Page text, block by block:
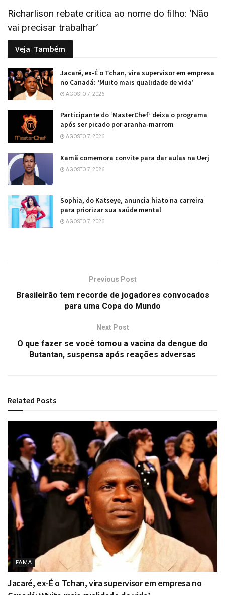
Richarlison rebate critica ao nome do filho: ‘Não
vai precisar trabalhar’
Veja Também
Jacaré, ex-É o Tchan, vira supervisor em empresa
no Canadá: ‘Muito mais qualidade de vida’
AGOSTO 7, 2026
Participante do ‘MasterChef’ deixa o programa
após ser picado por aranha-marrom
AGOSTO 7, 2026
Xamã comemora convite para dar aulas na Uerj
AGOSTO 7, 2026
Sophia, do Katseye, anuncia hiato na carreira
para priorizar sua saúde mental
AGOSTO 7, 2026
Previous Post
Brasileirão tem recorde de jogadores convocados
para uma Copa do Mundo
Next Post
O que fazer se você tomou a vacina da dengue do
Butantan, suspensa após reações adversas
Related Posts
FAMA
Jacaré, ex-É o Tchan, vira supervisor em empresa no